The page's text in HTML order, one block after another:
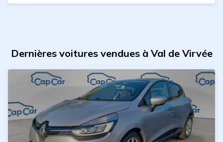
Dernières voitures vendues à Val de Virvée